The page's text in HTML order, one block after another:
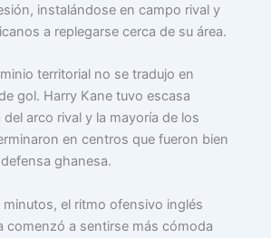
instalándose en campo rival y
a replegarse cerca de su área.
territorial no se tradujo en
gol. Harry Kane tuvo escasa
arco rival y la mayoría de los
en centros que fueron bien
ghanesa.
el ritmo ofensivo inglés
comenzó a sentirse más cómoda